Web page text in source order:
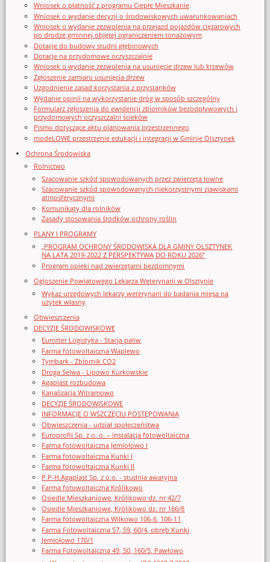
Wniosek o płatność z programu Ciepłe Mieszkanie
Wniosek o wydanie decyzji o środowiskowych uwarunkowaniach
Wniosek o wydanie zezwolenia na przejazd pojazdów ciężarowych
po drodze gminnej objętej ograniczeniem tonażowym
Dotacje do budowy studni głębinowych
Dotacje na przydomowe oczyszczalnie
Wniosek o wydanie zezwolenia na usunięcie drzew lub krzewów
Zgłoszenie zamiaru usunięcia drzew
Uzgodnienie zasad korzystania z przystanków
Wydanie opinii na wykorzystanie dróg w sposób szczególny
Formularz zgłoszenia do ewidencji zbiorników bezodpływowych i
przydomowych oczyszczalni ścieków
Pismo dotyczące aktu planowania przestrzennego
modeLOWE przestrzenie edukacji i integracji w Gminie Olsztynek
Ochrona Środowiska
Rolnictwo
Szacowanie szkód spowodowanych przez zwierzęta łowne
Szacowanie szkód spowodowanych niekorzystnymi zjawiskami
atmosferycznymi
Komunikaty dla rolników
Zasady stosowania środków ochrony roślin
PLANY I PROGRAMY
„PROGRAM OCHRONY ŚRODOWISKA DLA GMINY OLSZTYNEK
NA LATA 2019-2022 Z PERSPEKTYWĄ DO ROKU 2026”
Program opieki nad zwierzętami bezdomnymi
Ogloszenie Powiatowego Lekarza Weterynarii w Olsztynie
Wykaz urzędowych lekarzy weterynarii do badania mięsa na
użytek własny
Obwieszczenia
DECYZJE ŚRODOWISKOWE
Eurotter Logistyka - Stacja paliw
Farma fotowoltaiczna Waplewo
Tymbark - Zbiornik CO2
Droga Selwa - Lipowo Kurkowskie
Agaplast rozbudowa
Kanalizacja Witramowo
DECYZJE ŚRODOWISKOWE
INFORMACJE O WSZCZĘCIU POSTĘPOWANIA
Obwieszczenia - udział społeczeństwa
Europrofil Sp. z o. o. – instalacja fotowoltaiczna
Farma fotowoltaiczna Jemiołowo I
Farma fotowoltaiczna Kunki I
Farma fotowoltaiczna Kunki II
P.P-H.Agaplast Sp. z o.o. - studnia awaryjna
Farma fotowoltaiczna Królikowo
Osiedle Mieszkaniowe, Królikowo dz. nr 42/7
Osiedle Mieszkaniowe, Królikowo dz. nr 166/8
Farma fotowoltaiczna Wilkowo 106-6, 106-11
Farma Fotowoltaiczna 57, 59, 60/4, obręb Kunki
Jemiołowo 170/1
Farma Fotowoltaiczna 49, 50, 160/5, Pawłowo